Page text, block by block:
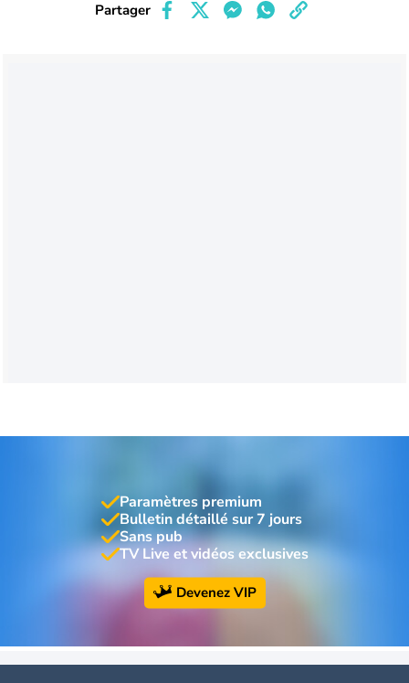
Partager
Paramètres premium
Bulletin détaillé sur 7 jours
Sans pub
TV Live et vidéos exclusives
Devenez VIP